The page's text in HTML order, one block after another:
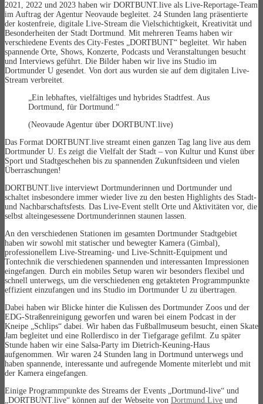
2021, 2022 und 2023 haben wir DORTBUNT.live als Live-Reportage-Team
im Auftrag der Agentur Neovaude begleitet. 24 Stunden lang präsentierte
der kostenfreie, digitale Live-Stream die Vielschichtigkeit, Kreativität und
Besonderheiten der Stadt Dortmund. Mit mehreren Teams haben wir
verschiedene Events des City-Festes „DORTBUNT“ begleitet. Wir haben
spannende Orte, Shows, Konzerte, Podcasts und Veranstaltungen besucht
und Interviews geführt. Die Bilder haben wir live ins Studio im
Dortmunder U gesendet. Von dort aus wurden sie auf dem digitalen Live-
Stream verbreitet.
„Ein lebhaftes, vielfältiges und hybrides Stadtfest. Aus
Dortmund, für Dortmund.“
(Neovaude Agentur über DORTBUNT.live)
Das Format DORTBUNT.live streamt einen ganzen Tag lang live aus dem
Dortmunder U. Es zeigt die Vielfalt der Stadt – von Kultur und Kunst über
Sport und Stadtgeschehen bis zu spannenden Zukunftsideen und vielen
Überraschungen!
DORTBUNT.live interviewt Dortmunderinnen und Dortmunder und
schaltet insbesondere immer wieder live zu den besten Highlights des Stadt-
und Nachbarschaftsfests. Das Live-Event stellt Orte und Aktivitäten vor, die
selbst alteingesessene Dortmunderinnen staunen lassen.
An den verschiedenen Stationen im gesamten Dortmunder Stadtgebiet
haben wir sowohl mit statischer und bewegter Kamera (Gimbal),
professionellem Live-Streaming- und Live-Schnitt-Equipment und
Tontechnik die verschiedenen spannenden und interessanten Impressionen
eingefangen. Durch ein mobiles Setup waren wir besonders flexibel und
schnell unterwegs, um die verschiedenen eng getakteten Programmpunkte
effizient einzufangen und ins Studio im Dortmunder U zu übertragen.
Dabei haben wir Blicke hinter die Kulissen des Dortmunder Zoos und der
EDG-Straßenreinigung geworfen und waren bei einem Podcast in der
Kneipe „Schlips“ dabei. Wir haben das Fußballmuseum besucht, einen Skate
Jam begleitet und eine Rollerdisco in der Tiefgarage gefilmt. Zu später
Stunde haben wir eine Salsa-Party im Dietrich-Keuning-Haus
aufgenommen. Wir waren 24 Stunden lang in Dortmund unterwegs und
haben spannende, interessante und aufregende Momente miterlebt und mit
der Kamera eingefangen.
Einige Programmpunkte des Streams der Events „Dortmund-live“ und
„DORTBUNT.live“ können auf der Webseite von Dortmund.Live und